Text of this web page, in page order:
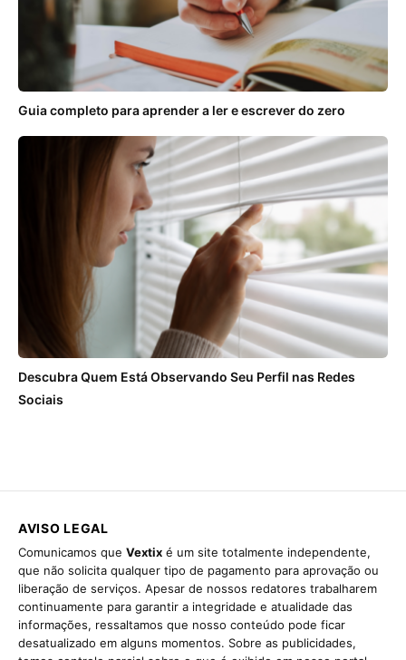
Guia completo para aprender a ler e escrever do zero
Descubra Quem Está Observando Seu Perfil nas Redes
Sociais
AVISO LEGAL
Comunicamos que Vextix é um site totalmente independente,
que não solicita qualquer tipo de pagamento para aprovação ou
liberação de serviços. Apesar de nossos redatores trabalharem
continuamente para garantir a integridade e atualidade das
informações, ressaltamos que nosso conteúdo pode ficar
desatualizado em alguns momentos. Sobre as publicidades,